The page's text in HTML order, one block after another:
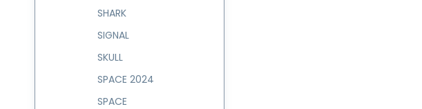
SHARK
SIGNAL
SKULL
SPACE 2024
SPACE